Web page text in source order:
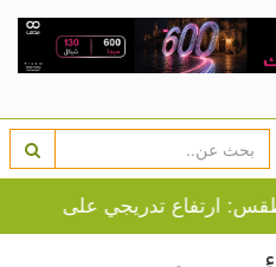
تدريجي على درجات